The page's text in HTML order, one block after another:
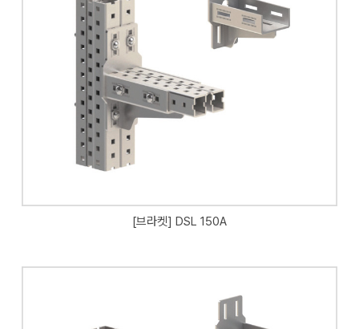
[브라켓] DSL 150A